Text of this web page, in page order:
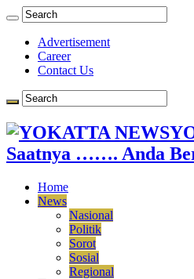
Advertisement
Career
Contact Us
Saatnya ……. Anda
Home
News
Nasional
Politik
Sorot
Sosial
Regional